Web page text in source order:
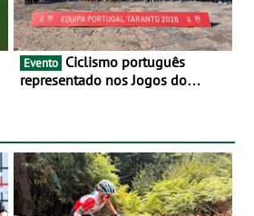
Evento
representado nos Jogos do